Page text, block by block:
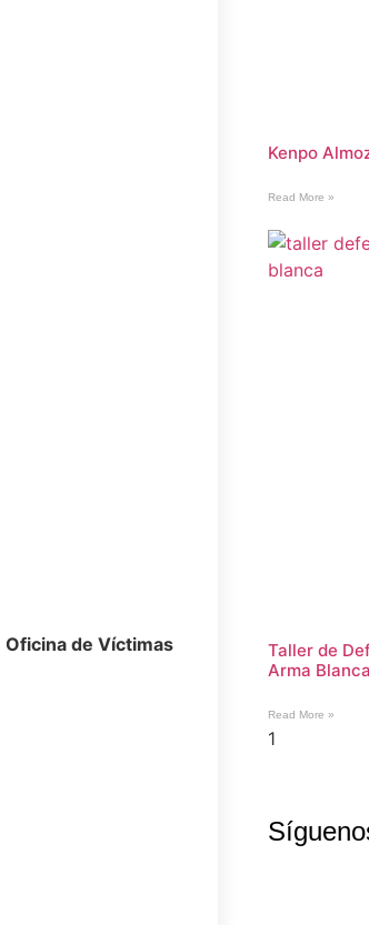
Oficina de Víctimas
Kenpo
Read More »
Taller de
Arma
Read More »